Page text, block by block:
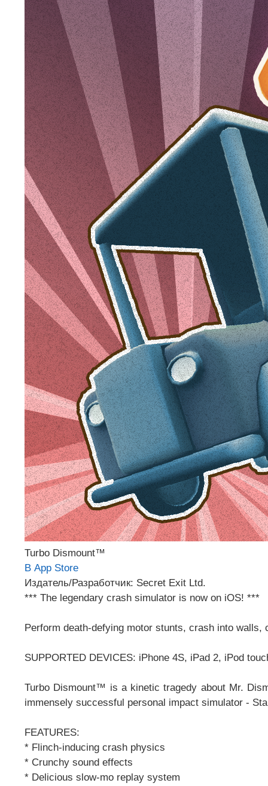
Turbo Dismount™
В App Store
Издатель/Разработчик: Secret Exit Ltd.
*** The legendary crash simulator is now on iOS! ***
Perform death-defying motor stunts, crash into
SUPPORTED DEVICES: iPhone 4S, iPad 2, iPod
Turbo Dismount™ is a kinetic tragedy about Mr.
immensely successful personal impact simulator -
FEATURES:
* Flinch-inducing crash physics
* Crunchy sound effects
* Delicious slow-mo replay system